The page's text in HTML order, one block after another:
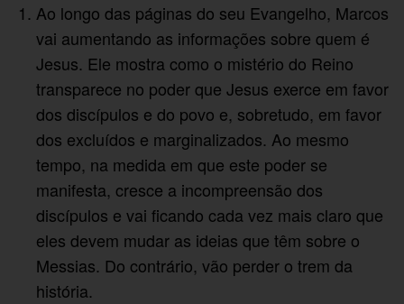
Ao longo das páginas do seu Evangelho, Marcos
vai aumentando as informações sobre quem é
Jesus. Ele mostra como o mistério do Reino
transparece no poder que Jesus exerce em favor
dos discípulos e do povo e, sobretudo, em favor
dos excluídos e marginalizados. Ao mesmo
tempo, na medida em que este poder se
manifesta, cresce a incompreensão dos
discípulos e vai ficando cada vez mais claro que
eles devem mudar as ideias que têm sobre o
Messias. Do contrário, vão perder o trem da
história.